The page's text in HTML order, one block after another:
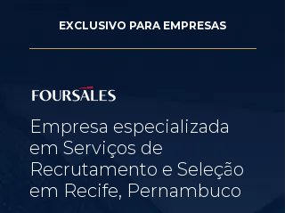
EXCLUSIVO PARA EMPRESAS
Empresa especializada
em Serviços de
Recrutamento e Seleção
em Recife, Pernambuco